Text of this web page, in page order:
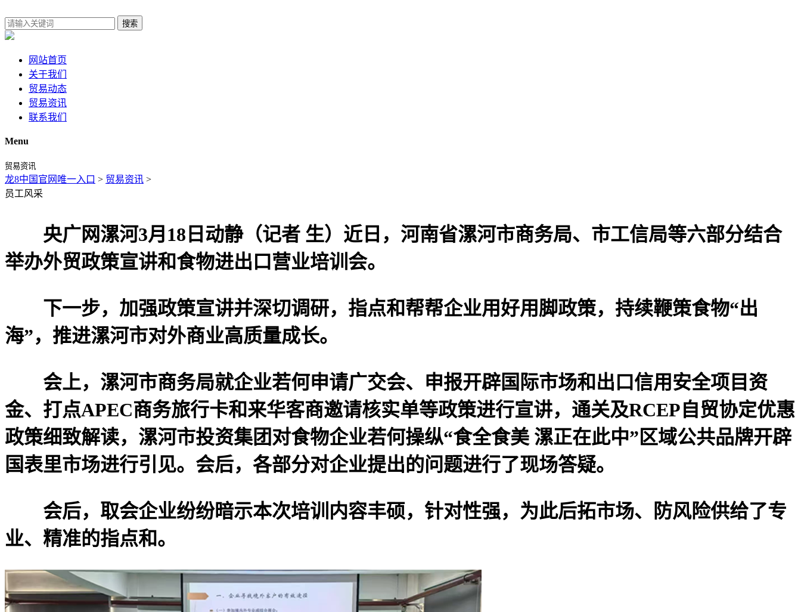
搜索
网站首页
关于我们
贸易动态
贸易资讯
联系我们
Menu
贸易资讯
龙8中国官网唯一入口 > 贸易资讯 >
员工风采
央广网漯河3月18日动静（记者 生）近日，河南省漯河市商务局、市工信局等六部分结合
举办外贸政策宣讲和食物进出口营业培训会。
下一步，加强政策宣讲并深切调研，指点和帮帮企业用好用脚政策，持续鞭策食物“出
海”，推进漯河市对外商业高质量成长。
会上，漯河市商务局就企业若何申请广交会、申报开辟国际市场和出口信用安全项目资
金、打点APEC商务旅行卡和来华客商邀请核实单等政策进行宣讲，通关及RCEP自贸协定优惠
政策细致解读，漯河市投资集团对食物企业若何操纵“食全食美 漯正在此中”区域公共品牌开辟
国表里市场进行引见。会后，各部分对企业提出的问题进行了现场答疑。
会后，取会企业纷纷暗示本次培训内容丰硕，针对性强，为此后拓市场、防风险供给了专
业、精准的指点和。